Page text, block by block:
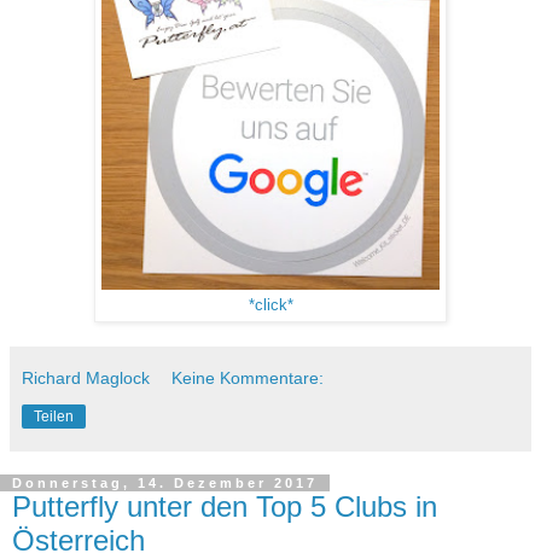
*click*
Richard Maglock Keine Kommentare:
Teilen
Donnerstag, 14. Dezember 2017
Putterfly unter den Top 5 Clubs in
Österreich